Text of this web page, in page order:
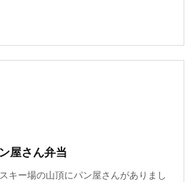
屋さん弁当
キー場の山頂にパン屋さんがありまし